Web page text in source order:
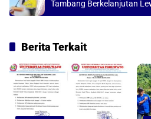
Tambang Berkelanjutan
Berita Terkait